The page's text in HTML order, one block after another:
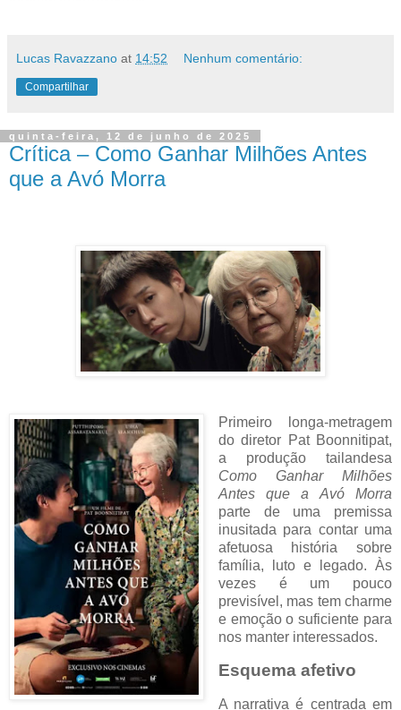
Lucas Ravazzano at 14:52 Nenhum comentário:
Compartilhar
quinta-feira, 12 de junho de 2025
Crítica – Como Ganhar Milhões Antes
que a Avó Morra
Primeiro longa-metragem
do diretor Pat Boonnitipat,
a produção tailandesa
Como Ganhar Milhões
Antes que a Avó Morra
parte de uma premissa
inusitada para contar uma
afetuosa história sobre
família, luto e legado. Às
vezes é um pouco
previsível, mas tem charme
e emoção o suficiente para
nos manter interessados.
Esquema afetivo
A narrativa é centrada em